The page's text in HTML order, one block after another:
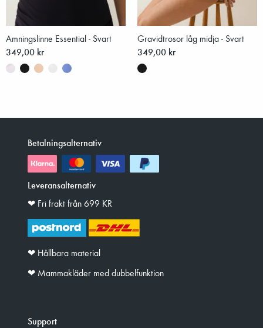
Amningslinne Essential - Svart
349,00 kr
Gravidtrosor låg midja - Svart
349,00 kr
Betalningsalternativ
Leveransalternativ
❤︎ Fri frakt från 699 KR
❤︎ Hållbara material
❤︎ Mammakläder med dubbelfunktion
Support